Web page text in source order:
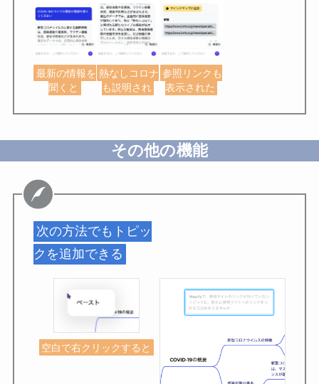
最新の情報を
聞くと
熱なしコロナ
も説明され
参照リンクも
表示された
その他の機能
次の方法でもトピッ
クを追加できる
空白で右クリックすると